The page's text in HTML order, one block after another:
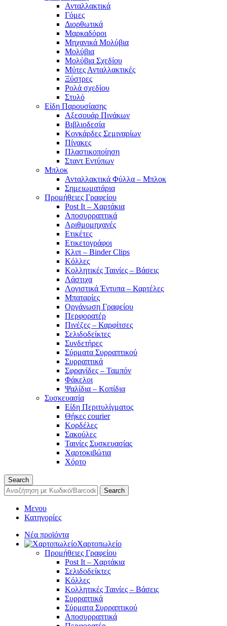
Ανταλλακτικά
Γόμες
Διορθωτικά
Μαρκαδόροι
Μηχανικά Μολύβια
Μολύβια
Μολύβια Σχεδίου
Μύτες Ανταλλακτικές
Ξύστρες
Ρολά σχεδίου
Στυλό
Είδη Παρουσίασης
Αξεσουάρ Πινάκων
Βιβλιοδεσία
Κονκάρδες Σεμιναρίων
Πίνακες
Πλαστικοποίηση
Σταντ Εντύπων
Μπλοκ
Ανταλλακτικά Φύλλα – Μπλοκ
Σημειωματάρια
Προμήθειες Γραφείου
Post It – Χαρτάκια
Αποσυρραπτικά
Αριθμομηχανές
Ετικέτες
Ετικετογράφοι
Κλιπ – Binder Clips
Κόλλες
Κολλητικές Ταινίες – Βάσεις
Λάστιχα
Λογιστικά Έντυπα – Καρτέλες
Μπαταρίες
Οργάνωση Γραφείου
Περφορατέρ
Πινέζες – Καρφίτσες
Σελιδοδείκτες
Συνδετήρες
Σύρματα Συρραπτικού
Συρραπτικά
Σφραγίδες – Ταμπόν
Φάκελοι
Ψαλίδια – Κοπίδια
Συσκευασία
Είδη Περιτυλίγματος
Θήκες courier
Κορδέλες
Σακούλες
Ταινίες Συσκευασίας
Χαρτοκιβώτια
Χόρτο
Search
Search
Μενου
Κατηγορίες
Νέα προϊόντα
Χαρτοπωλείο
Προμήθειες Γραφείου
Post It – Χαρτάκια
Σελιδοδείκτες
Κόλλες
Κολλητικές Ταινίες – Βάσεις
Συρραπτικά
Σύρματα Συρραπτικού
Αποσυρραπτικά